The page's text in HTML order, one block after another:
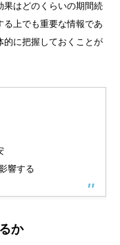
果はどのくらいの期間続
る上でも重要な情報であ
的に把握しておくことが
響する
か